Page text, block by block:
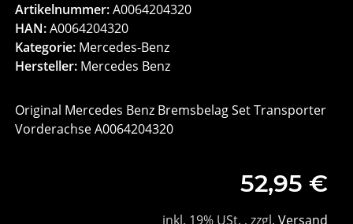
Artikelnummer:A0064204320
HAN:A0064204320
Kategorie: Mercedes-Benz
Hersteller: Mercedes Benz
Original Mercedes Benz Bremsbelag Set Transporter
Vorderachse A0064204320
52,95 €
inkl. 19% USt. , zzgl. Versand